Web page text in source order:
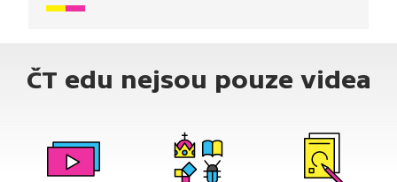
vod. A co si z toho zážitku naši hrdinové odnesli?
ČT edu nejsou pouze videa